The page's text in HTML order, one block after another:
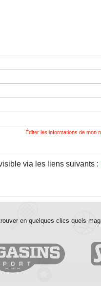
Éditer les informations de mon
via les liens suivants :
en quelques clics quels